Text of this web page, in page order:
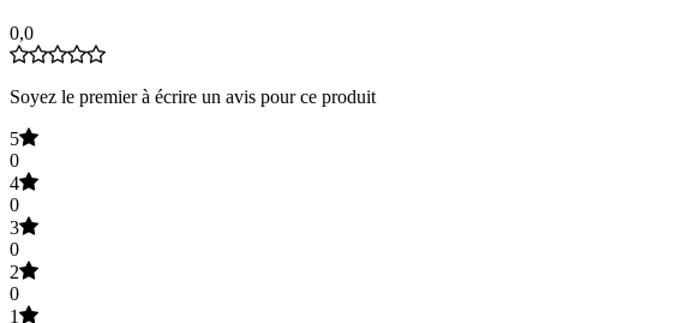
0,0
Soyez le premier à écrire un avis pour ce produit
5
0
4
0
3
0
2
0
1